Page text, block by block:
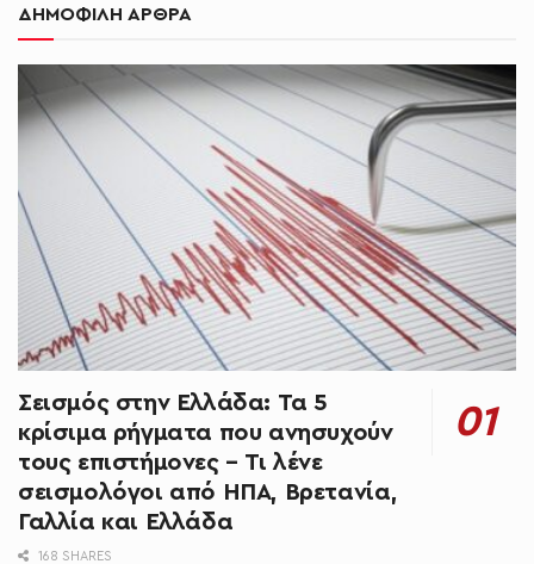
ΔΗΜΟΦΙΛΗ ΑΡΘΡΑ
Σεισμός στην Ελλάδα: Τα 5
κρίσιμα ρήγματα που ανησυχούν
τους επιστήμονες – Τι λένε
σεισμολόγοι από ΗΠΑ, Βρετανία,
Γαλλία και Ελλάδα
168 SHARES